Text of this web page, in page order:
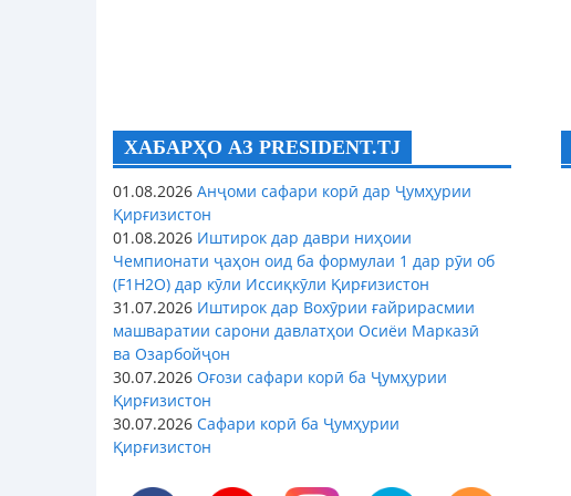
ХАБАРҲО АЗ PRESIDENT.TJ
01.08.2026 Анҷоми сафари корӣ дар Ҷумҳурии
Қирғизистон
01.08.2026 Иштирок дар даври ниҳоии
Чемпионати ҷаҳон оид ба формулаи 1 дар рӯи об
(F1H2O) дар кӯли Иссиқкӯли Қирғизистон
31.07.2026 Иштирок дар Вохӯрии ғайрирасмии
машваратии сарони давлатҳои Осиёи Марказӣ
ва Озарбойҷон
30.07.2026 Оғози сафари корӣ ба Ҷумҳурии
Қирғизистон
30.07.2026 Сафари корӣ ба Ҷумҳурии
Қирғизистон